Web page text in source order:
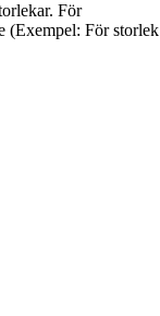
För
(Exempel: För storlek